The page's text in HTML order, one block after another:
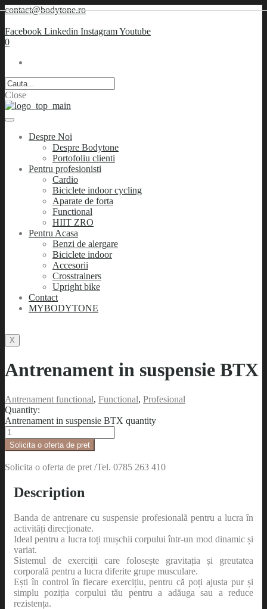
contact@bodytone.ro
Facebook Linkedin InstagramYoutube
0
Close
Despre Noi
Despre Bodytone
Portofoliu clienti
Pentru profesionisti
Cardio
Biciclete indoor cycling
Aparate de forta
Functional
HIIT ZRO
Pentru Acasa
Benzi de alergare
Biciclete indoor
Accesorii
Crosstrainers
Upright bike
Contact
MYBODYTONE
X
Antrenament in suspensie BTX
Antrenament functional, Functional, Profesional
Quantity:
Antrenament in suspensie BTX quantity
Solicita o oferta de pret
Solicita o oferta de pret /Tel. 0785 263 410
Description
Banda de antrenare cu suspensie profesională pentru a lucra în
activități direcționate.
Ideal pentru a lucra toți mușchii corpului într-un mod dinamic și
variat.
Sistemul de exerciții care folosește gravitația și greutatea
corporală pentru a lucra diferite grupe musculare.
Ești în control în fiecare exercițiu, pentru că poți ajusta pur și
simplu poziția corpului tău pentru a adăuga sau a reduce
rezistența.